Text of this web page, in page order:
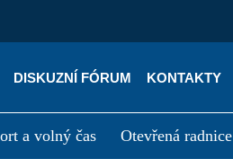
DISKUZNÍ FÓRUM KONTAKTY
a volný čas Otevřená radnice